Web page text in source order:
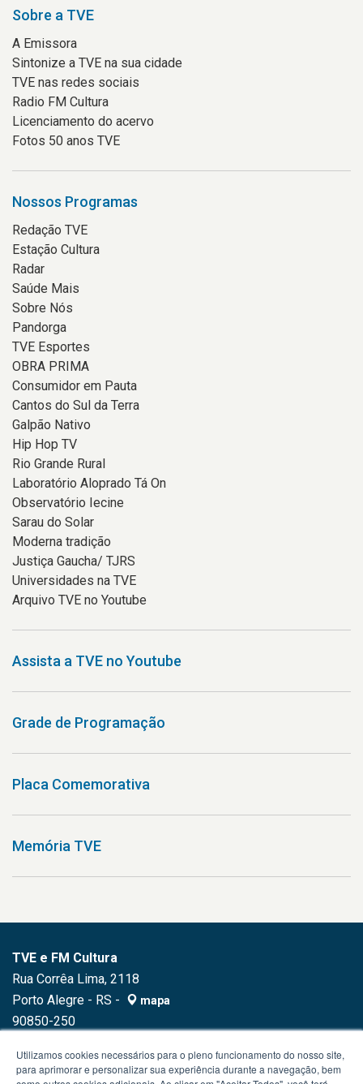
Sobre a TVE
A Emissora
Sintonize a TVE na sua cidade
TVE nas redes sociais
Radio FM Cultura
Licenciamento do acervo
Fotos 50 anos TVE
Nossos Programas
Redação TVE
Estação Cultura
Radar
Saúde Mais
Sobre Nós
Pandorga
TVE Esportes
OBRA PRIMA
Consumidor em Pauta
Cantos do Sul da Terra
Galpão Nativo
Hip Hop TV
Rio Grande Rural
Laboratório Aloprado Tá On
Observatório Iecine
Sarau do Solar
Moderna tradição
Justiça Gaucha/ TJRS
Universidades na TVE
Arquivo TVE no Youtube
Assista a TVE no Youtube
Grade de Programação
Placa Comemorativa
Memória TVE
TVE e FM Cultura
Rua Corrêa Lima, 2118
Porto Alegre - RS -
mapa
90850-250
Utilizamos cookies necessários para o pleno funcionamento do nosso site,
para aprimorar e personalizar sua experiência durante a navegação, bem